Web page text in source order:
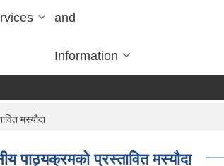
and
Information
मस्यौदा
पाठ्यक्रमको प्रस्तावित मस्यौदा